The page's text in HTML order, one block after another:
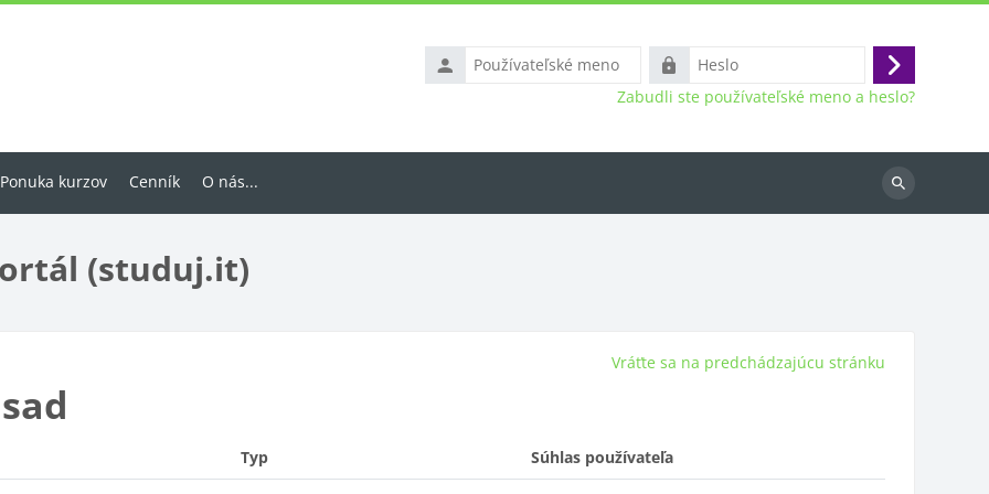
Používateľské
meno
Heslo
Prihlásiť
sa
Zabudli ste používateľské meno a heslo?
Ponuka kurzov Cenník O nás...
Vyhľadať
(studuj.it)
Vráťte sa na predchádzajúcu stránku
Typ Súhlas používateľa